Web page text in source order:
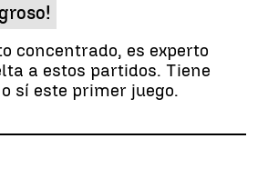
concentrado, es experto
a estos partidos. Tiene
sí este primer juego.